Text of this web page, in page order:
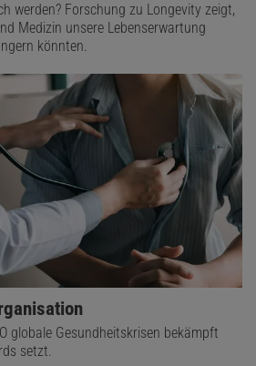
werden? Forschung zu Longevity zeigt,
Medizin unsere Lebenserwartung
könnten.
globale Gesundheitskrisen bekämpft
setzt.